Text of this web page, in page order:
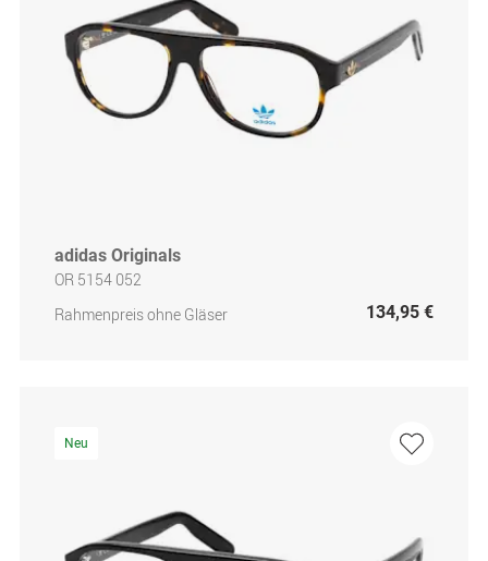
adidas Originals
OR 5154 052
Rahmenpreis ohne Gläser
134,95 €
Neu